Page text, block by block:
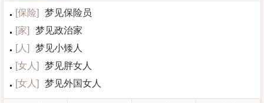
[保险]
梦见保险员
[家]
梦见政治家
[人 ]
梦见小矮人
[女人 ]
梦见胖女人
[女人 ] 梦见外国女人